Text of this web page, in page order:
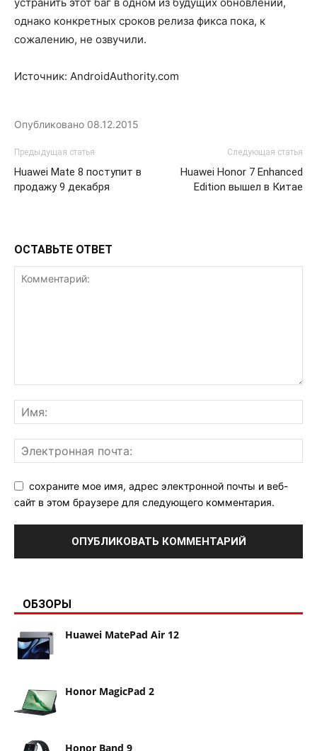
однако конкретных сроков релиза фикса пока, к
сожалению, не озвучили.
Источник: AndroidAuthority.com
Опубликовано 08.12.2015
Предыдущая статья
Huawei Mate 8 поступит в
продажу 9 декабря
Следующая статья
Huawei Honor 7 Enhanced
Edition вышел в Китае
ОСТАВЬТЕ ОТВЕТ
сохраните мое имя, адрес электронной почты и веб-
сайт в этом браузере для следующего комментария.
ОБЗОРЫ
Huawei MatePad Air 12
Honor MagicPad 2
Honor Band 9